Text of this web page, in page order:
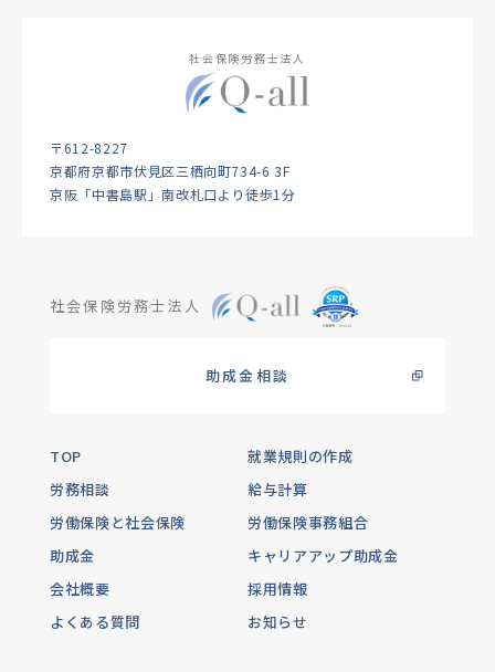
社会保険労務士法人
〒612-8227
京都府京都市伏見区三栖向町734-6 3F
京阪「中書島駅」南改札口より徒歩1分
社会保険労務士法人
助成金相談
TOP
就業規則の作成
労務相談
給与計算
労働保険と社会保険
労働保険事務組合
助成金
キャリアアップ助成金
会社概要
採用情報
よくある質問
お知らせ